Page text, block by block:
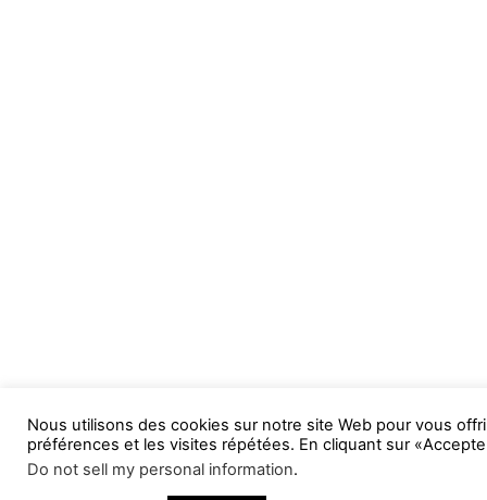
Nous utilisons des cookies sur notre site Web pour vous
préférences et les visites répétées. En cliquant sur
Do not sell my personal information.